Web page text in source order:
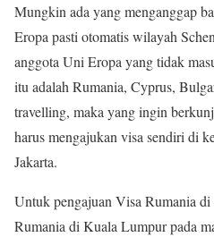
Mungkin ada yang menganggap
Eropa pasti otomatis wilayah
anggota Uni Eropa yang tidak
itu adalah Rumania, Cyprus,
travelling, maka yang ingin
harus mengajukan visa sendiri di
Jakarta.
Untuk pengajuan Visa Rumania
Rumania di Kuala Lumpur pada